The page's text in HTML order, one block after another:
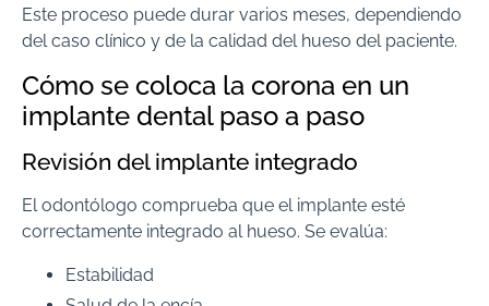
Este proceso puede durar varios meses, dependiendo
del caso clínico y de la calidad del hueso del paciente.
Cómo se coloca la corona en un
implante dental paso a paso
Revisión del implante integrado
El odontólogo comprueba que el implante esté
correctamente integrado al hueso. Se evalúa:
Estabilidad